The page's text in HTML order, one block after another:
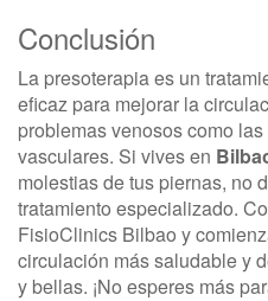
Conclusión
La presoterapia es un
eficaz para mejorar la
problemas venosos como
vasculares. Si vives en
molestias de tus piernas, no
tratamiento especializado.
FisioClinics Bilbao y
circulación más saludable y
y bellas. ¡No esperes más